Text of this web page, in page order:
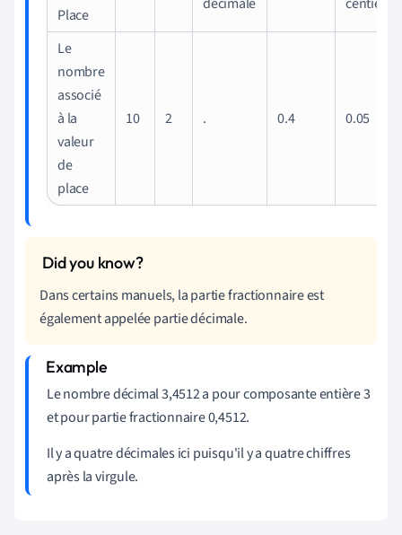
Place
Le
nombre
associé
à la
valeur
de
place
10 2 . 0.4 0.05
Dans certains manuels, la partie fractionnaire est
également appelée partie décimale.
Le nombre décimal 3,4512 a pour composante entière 3
et pour partie fractionnaire 0,4512.
Il y a quatre décimales ici puisqu'il y a quatre chiffres
après la virgule.